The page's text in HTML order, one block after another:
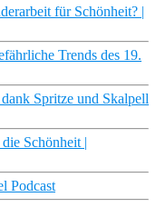
für Schönheit? |
Trends des 19.
Spritze und Skalpell
Schönheit |
Podcast